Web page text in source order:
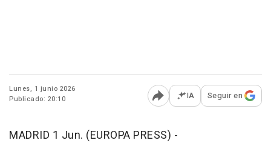
Lunes, 1 junio 2026
Publicado: 20:10
Abrir opciones para
IA Seguir en
MADRID 1 Jun. (EUROPA PRESS) -